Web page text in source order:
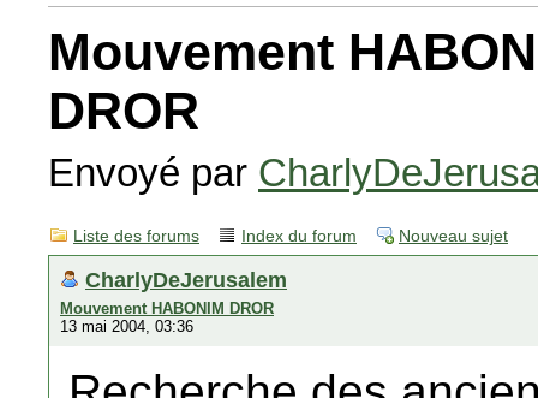
Mouvement
DROR
Envoyé par
Liste des forums Index du forum Nouveau sujet
CharlyDeJerusalem
Mouvement HABONIM DROR
13 mai 2004, 03:36